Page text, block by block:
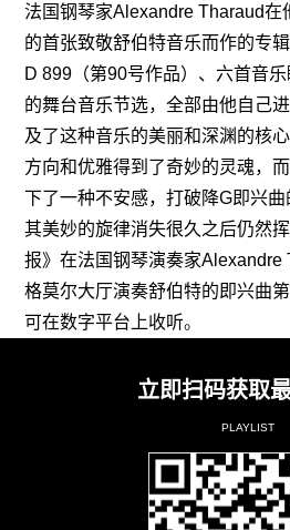
法国钢琴家Alexandre Tharaud在
的首张致敬舒伯特音乐而作的专
D 899（第90号作品）、六首音
的舞台音乐节选，全部由他自己
及了这种音乐的美丽和深渊的核
方向和优雅得到了奇妙的灵魂，
下了一种不安感，打破降G即兴
其美妙的旋律消失很久之后仍然
报》在法国钢琴演奏家Alexandre
格莫尔大厅演奏舒伯特的即兴曲
可在数字平台上收听。
立即扫码获取
PLAYLIST